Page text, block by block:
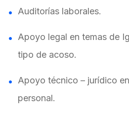
Auditorías laborales.
Apoyo legal en temas de
tipo de acoso.
Apoyo técnico – jurídico
personal.